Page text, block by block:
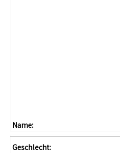
Name:
Geschlecht: